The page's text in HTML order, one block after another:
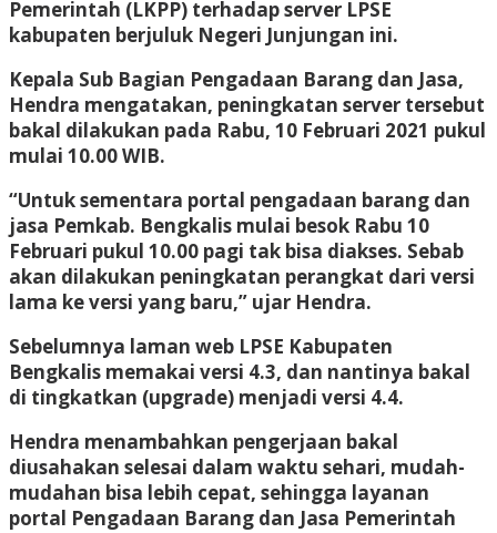
Pemerintah (LKPP) terhadap server LPSE
kabupaten berjuluk Negeri Junjungan ini.
Kepala Sub Bagian Pengadaan Barang dan Jasa,
Hendra mengatakan, peningkatan server tersebut
bakal dilakukan pada Rabu, 10 Februari 2021 pukul
mulai 10.00 WIB.
“Untuk sementara portal pengadaan barang dan
jasa Pemkab. Bengkalis mulai besok Rabu 10
Februari pukul 10.00 pagi tak bisa diakses. Sebab
akan dilakukan peningkatan perangkat dari versi
lama ke versi yang baru,” ujar Hendra.
Sebelumnya laman web LPSE Kabupaten
Bengkalis memakai versi 4.3, dan nantinya bakal
di tingkatkan (upgrade) menjadi versi 4.4.
Hendra menambahkan pengerjaan bakal
diusahakan selesai dalam waktu sehari, mudah-
mudahan bisa lebih cepat, sehingga layanan
portal Pengadaan Barang dan Jasa Pemerintah